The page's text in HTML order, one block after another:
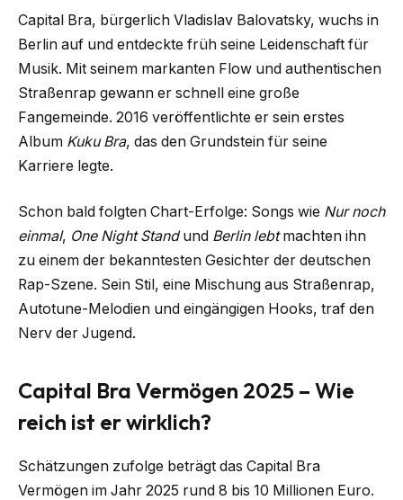
Capital Bra, bürgerlich Vladislav Balovatsky, wuchs in
Berlin auf und entdeckte früh seine Leidenschaft für
Musik. Mit seinem markanten Flow und authentischen
Straßenrap gewann er schnell eine große
Fangemeinde. 2016 veröffentlichte er sein erstes
Album Kuku Bra, das den Grundstein für seine
Karriere legte.
Schon bald folgten Chart-Erfolge: Songs wie Nur noch
einmal, One Night Standund Berlin lebtmachten ihn
zu einem der bekanntesten Gesichter der deutschen
Rap-Szene. Sein Stil, eine Mischung aus Straßenrap,
Autotune-Melodien und eingängigen Hooks, traf den
Nerv der Jugend.
Capital Bra Vermögen 2025 – Wie
reich ist er wirklich?
Schätzungen zufolge beträgt das Capital Bra
Vermögen im Jahr 2025 rund 8 bis 10 Millionen Euro.